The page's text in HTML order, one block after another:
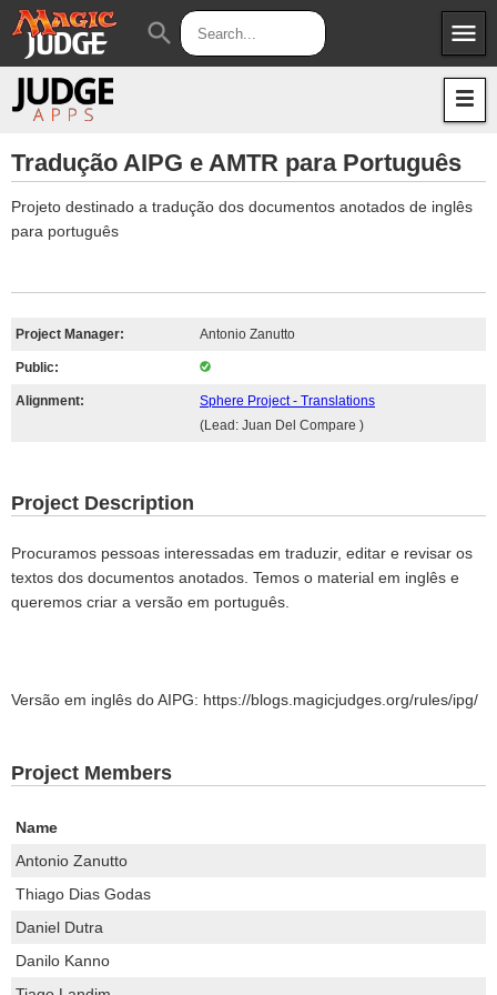
menu
Apps
Judges
JAR
search
Tradução AIPG e AMTR para Português
Projeto destinado a tradução dos documentos anotados de inglês
para português
Project Manager: Antonio Zanutto
Public:
Alignment:
Sphere Project - Translations
(Lead: Juan Del Compare )
Project Description
Procuramos pessoas interessadas em traduzir, editar e revisar os
textos dos documentos anotados. Temos o material em inglês e
queremos criar a versão em português.
Versão em inglês do AIPG: https://blogs.magicjudges.org/rules/ipg/
Project Members
Name
Antonio Zanutto
Thiago Dias Godas
Daniel Dutra
Danilo Kanno